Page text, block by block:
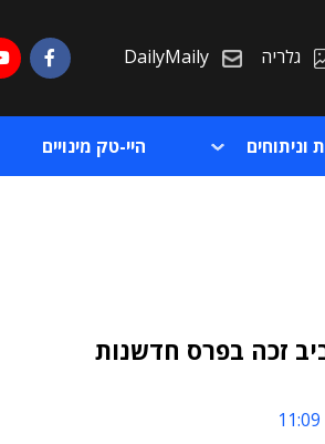
גלריה DailyMaily
וניתוחים היי-טק מינויים
זכה בפרס חדשנות